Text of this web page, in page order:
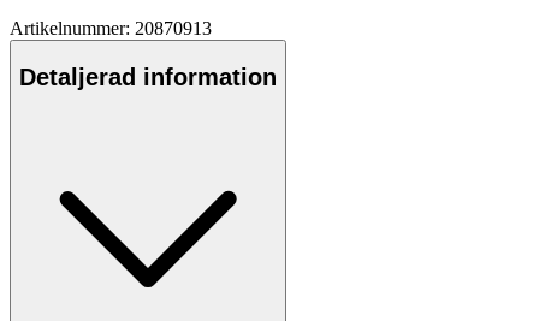
Artikelnummer: 20870913
Detaljerad information